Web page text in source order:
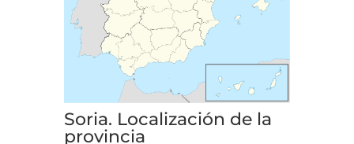
Soria. Localización de la
provincia